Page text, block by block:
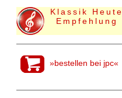
Klassik Heute
Empfehlung
»bestellen bei jpc«